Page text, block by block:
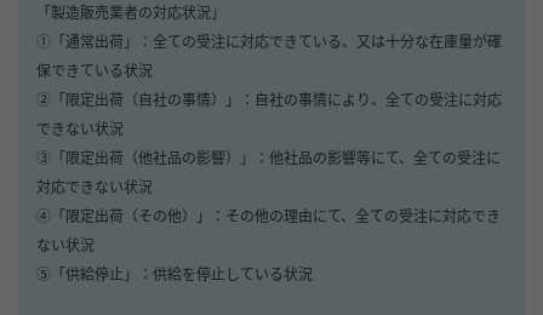
「製造販売業者の対応状況」
①「通常出荷」：全ての受注に対応できている、又は十分な在庫量が確
保できている状況
②「限定出荷（自社の事情）」：自社の事情により、全ての受注に対応
できない状況
③「限定出荷（他社品の影響）」：他社品の影響等にて、全ての受注に
対応できない状況
④「限定出荷（その他）」：その他の理由にて、全ての受注に対応でき
ない状況
⑤「供給停止」：供給を停止している状況